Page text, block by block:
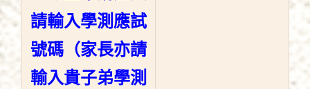
請輸入學測應試
號碼（家長亦請
輸入貴子弟學測